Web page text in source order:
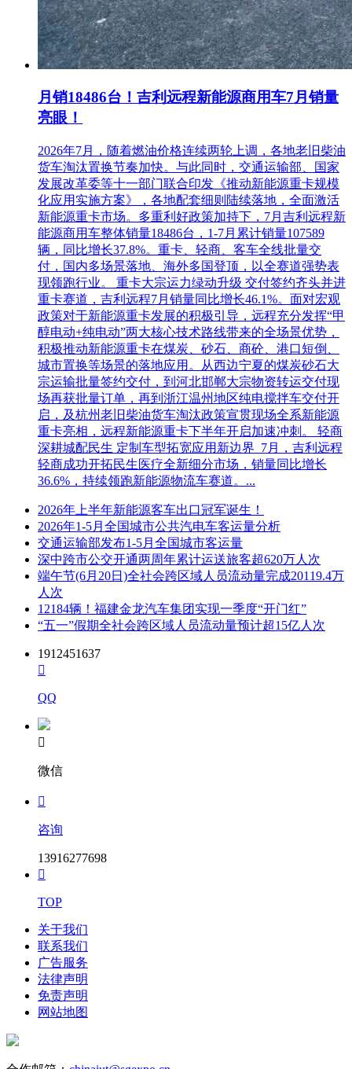
月销18486台！吉利远程新能源商用车7月销量
亮眼！
2026年7月，随着燃油价格连续两轮上调，各地老旧柴油
货车淘汰置换节奏加快。与此同时，交通运输部、国家
发展改革委等十一部门联合印发《推动新能源重卡规模
化应用实施方案》，各地配套细则陆续落地，全面激活
新能源重卡市场。多重利好政策加持下，7月吉利远程新
能源商用车整体销量18486台，1-7月累计销量107589
辆，同比增长37.8%。重卡、轻商、客车全线批量交
付，国内多场景落地、海外多国登顶，以全赛道强势表
现领跑行业。 重卡大宗运力绿动升级 交付签约齐头并进
重卡赛道，吉利远程7月销量同比增长46.1%。面对宏观
政策对于新能源重卡发展的积极引导，远程充分发挥“甲
醇电动+纯电动”两大核心技术路线带来的全场景优势，
积极推动新能源重卡在煤炭、砂石、商砼、港口短倒、
城市置换等场景的落地应用。从西边宁夏的煤炭砂石大
宗运输批量签约交付，到河北邯郸大宗物资转运交付现
场再获批量订单，再到浙江温州地区纯电搅拌车交付开
启，及杭州老旧柴油货车淘汰政策宣贯现场全系新能源
重卡亮相，远程新能源重卡下半年开启加速冲刺。 轻商
深耕城配民生 定制车型拓宽应用新边界 7月，吉利远程
轻商成功开拓民生医疗全新细分市场，销量同比增长
36.6%，持续领跑新能源物流车赛道。...
2026年上半年新能源客车出口冠军诞生！
2026年1-5月全国城市公共汽电车客运量分析
交通运输部发布1-5月全国城市客运量
深中跨市公交开通两周年累计运送旅客超620万人次
端午节(6月20日)全社会跨区域人员流动量完成20119.4万
人次
12184辆！福建金龙汽车集团实现一季度“开门红”
“五一”假期全社会跨区域人员流动量预计超15亿人次
1912451637

QQ

微信

咨询
13916277698

TOP
关于我们
联系我们
广告服务
法律声明
免责声明
网站地图